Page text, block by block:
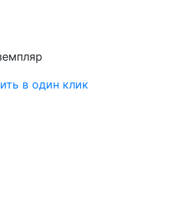
в один клик